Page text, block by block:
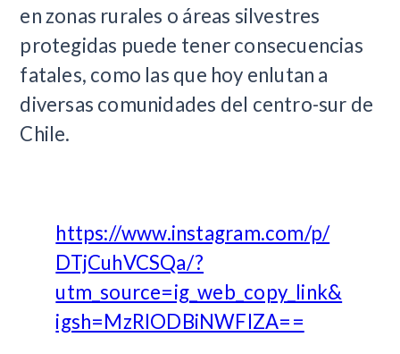
en zonas rurales o áreas silvestres
protegidas puede tener consecuencias
fatales, como las que hoy enlutan a
diversas comunidades del centro-sur de
Chile.
https://www.instagram.com/p/
DTjCuhVCSQa/?
utm_source=ig_web_copy_link&
igsh=MzRlODBiNWFlZA==